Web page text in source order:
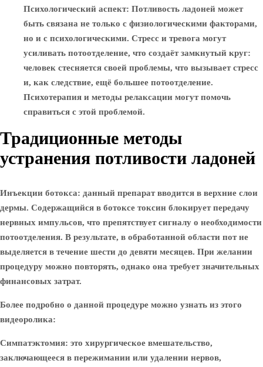
Психологический аспект: Потливость ладоней может
быть связана не только с физиологическими факторами,
но и с психологическими. Стресс и тревога могут
усиливать потоотделение, что создаёт замкнутый круг:
человек стесняется своей проблемы, что вызывает стресс
и, как следствие, ещё большее потоотделение.
Психотерапия и методы релаксации могут помочь
справиться с этой проблемой.
Традиционные методы
устранения потливости ладоней
Инъекции ботокса: данный препарат вводится в верхние слои
дермы. Содержащийся в ботоксе токсин блокирует передачу
нервных импульсов, что препятствует сигналу о необходимости
потоотделения. В результате, в обработанной области пот не
выделяется в течение шести до девяти месяцев. При желании
процедуру можно повторять, однако она требует значительных
финансовых затрат.
Более подробно о данной процедуре можно узнать из этого
видеоролика:
Симпатэктомия: это хирургическое вмешательство,
заключающееся в пережимании или удалении нервов,